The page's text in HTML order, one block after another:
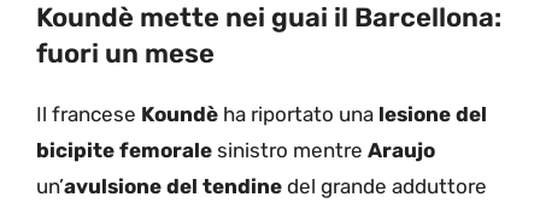
Koundè mette nei guai il Barcellona:
fuori un mese
Il francese Koundè ha riportato una lesione del
bicipite femorale sinistro mentre Araujo
un’avulsione del tendine del grande adduttore